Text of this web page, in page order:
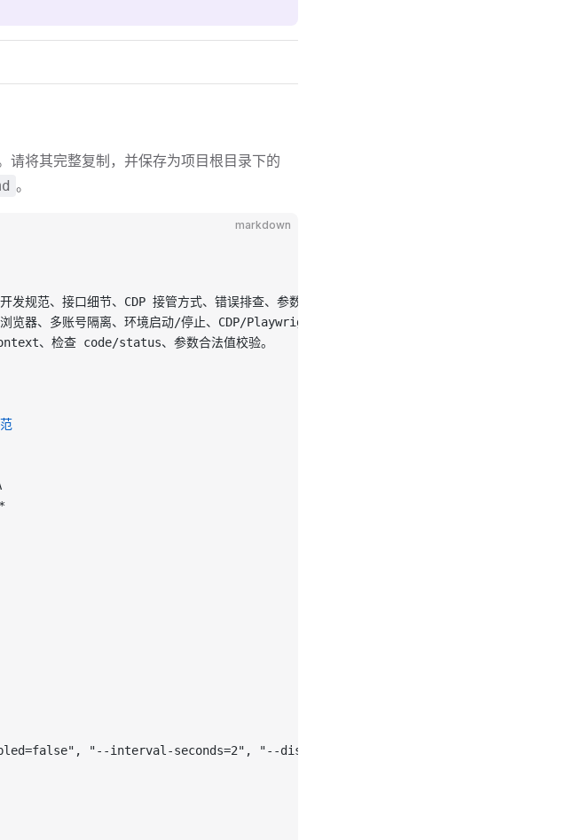
请将其完整复制，并保存为项目根目录下的
。
markdown
规范、接口细节、CDP 接管方式、错误排查、参数合法值。
览器、多账号隔离、环境启动/停止、CDP/Playwright/Selenium/Puppeteer 接管、Session_ID
、检查 code/status、参数合法值校验。
"--interval-seconds=2", "--disable-extensions"]